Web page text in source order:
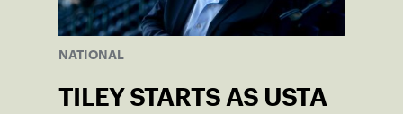
NATIONAL
TILEY STARTS AS USTA